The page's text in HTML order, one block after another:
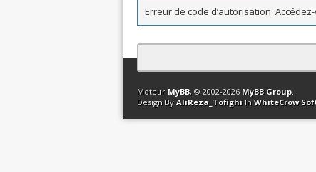
Erreur de code d’autorisation.
Contact Club Affiliation Retourner
Moteur MyBB, © 2002-2026 MyBB Group.
Design By AliReza_Tofighi In WhiteCrow